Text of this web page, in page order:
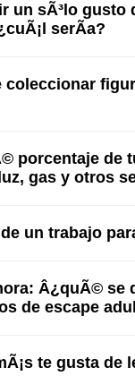
un sÃ³lo gusto
serÃ­a?
coleccionar
porcentaje de
gas y otros
de un trabajo
Â¿quÃ© se
de escape
te gusta de